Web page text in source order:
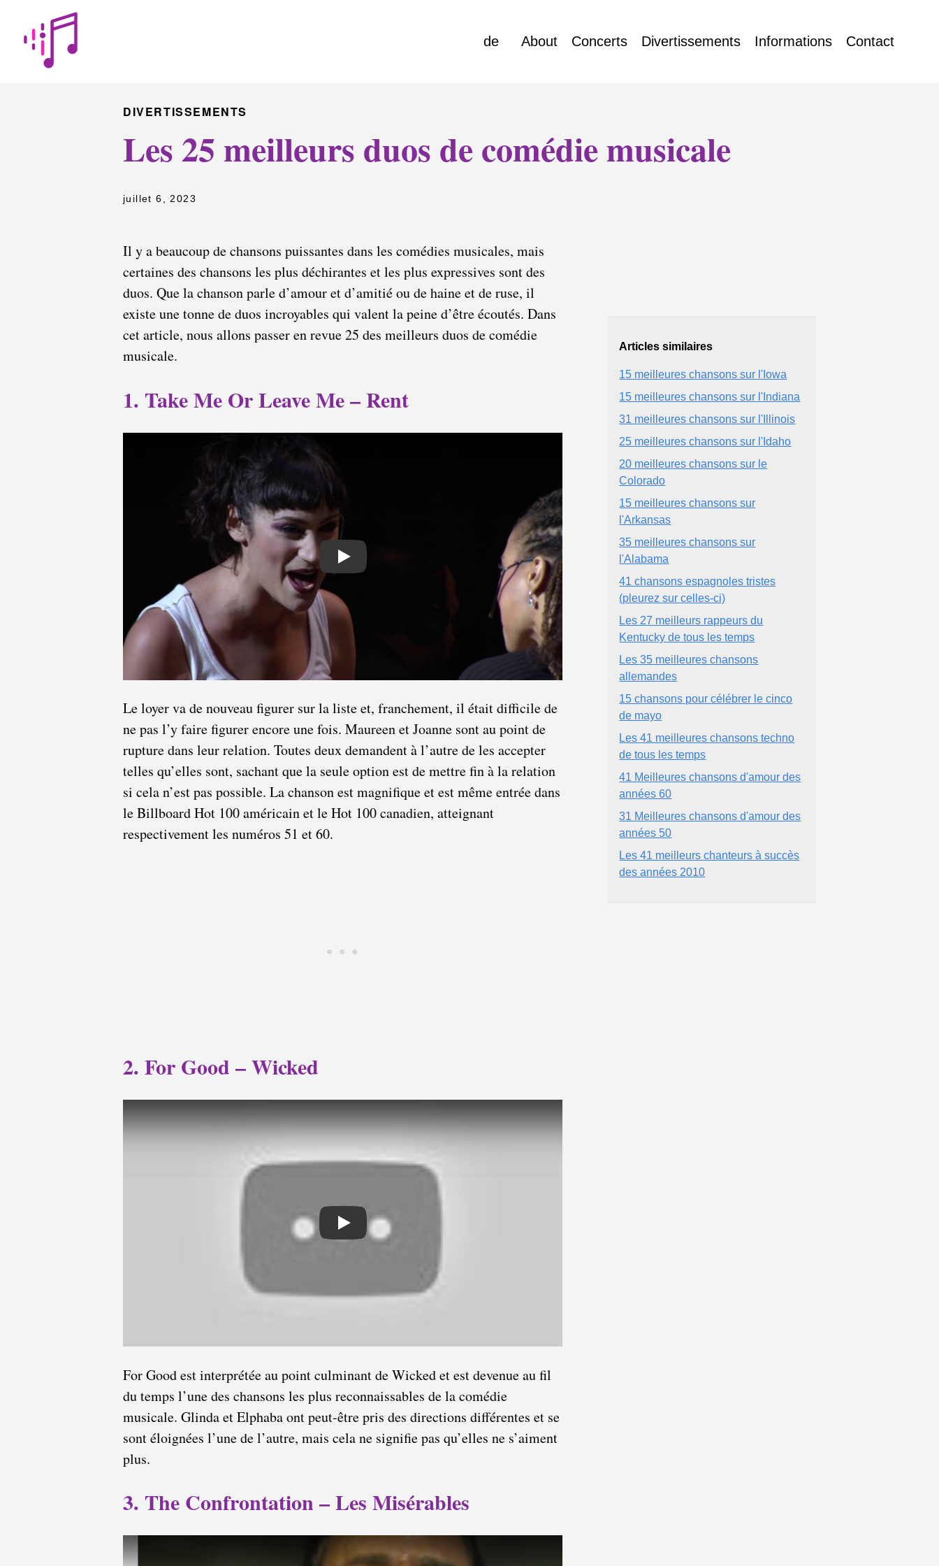
de About Concerts Divertissements Informations Contact
DIVERTISSEMENTS
Les 25 meilleurs duos de comédie musicale
juillet 6, 2023
Il y a beaucoup de chansons puissantes dans les comédies musicales, mais
certaines des chansons les plus déchirantes et les plus expressives sont des
duos. Que la chanson parle d’amour et d’amitié ou de haine et de ruse, il
existe une tonne de duos incroyables qui valent la peine d’être écoutés. Dans
cet article, nous allons passer en revue 25 des meilleurs duos de comédie
musicale.
1. Take Me Or Leave Me – Rent
Play
Le loyer va de nouveau figurer sur la liste et, franchement, il était difficile de
ne pas l’y faire figurer encore une fois. Maureen et Joanne sont au point de
rupture dans leur relation. Toutes deux demandent à l’autre de les accepter
telles qu’elles sont, sachant que la seule option est de mettre fin à la relation
si cela n’est pas possible. La chanson est magnifique et est même entrée dans
le Billboard Hot 100 américain et le Hot 100 canadien, atteignant
respectivement les numéros 51 et 60.
2. For Good – Wicked
Play
For Good est interprétée au point culminant de Wicked et est devenue au fil
du temps l’une des chansons les plus reconnaissables de la comédie
musicale. Glinda et Elphaba ont peut-être pris des directions différentes et se
sont éloignées l’une de l’autre, mais cela ne signifie pas qu’elles ne s’aiment
plus.
3. The Confrontation – Les Misérables
Articles similaires
15 meilleures chansons sur l'Iowa
15 meilleures chansons sur l'Indiana
31 meilleures chansons sur l'Illinois
25 meilleures chansons sur l'Idaho
20 meilleures chansons sur le
Colorado
15 meilleures chansons sur
l'Arkansas
35 meilleures chansons sur
l'Alabama
41 chansons espagnoles tristes
(pleurez sur celles-ci)
Les 27 meilleurs rappeurs du
Kentucky de tous les temps
Les 35 meilleures chansons
allemandes
15 chansons pour célébrer le cinco
de mayo
Les 41 meilleures chansons techno
de tous les temps
41 Meilleures chansons d'amour des
années 60
31 Meilleures chansons d'amour des
années 50
Les 41 meilleurs chanteurs à succès
des années 2010